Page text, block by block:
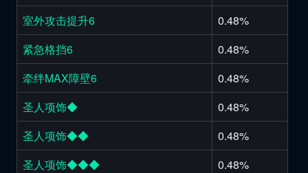
室外攻击提升6
0.48%
紧急格挡6
0.48%
牵绊MAX障壁6
0.48%
圣人项饰◆
0.48%
圣人项饰◆◆
0.48%
圣人项饰◆◆◆
0.48%